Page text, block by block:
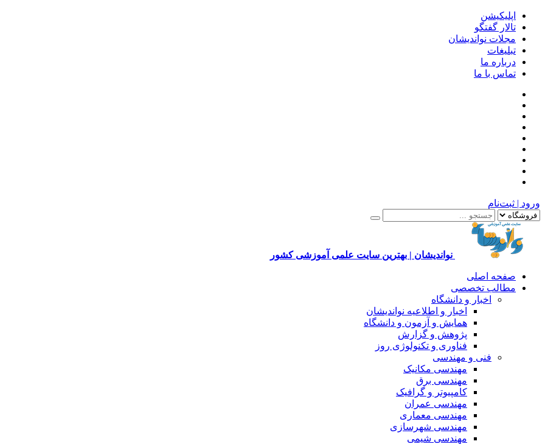
اپلیکیشن
تالار گفتگو
مجلات نواندیشان
تبلیغات
درباره ما
تماس با ما
ورود | ثبت‌نام
نواندیشان | بهترین سایت علمی آموزشی کشور
صفحه اصلی
مطالب تخصصی
اخبار و دانشگاه
اخبار و اطلاعیه نواندیشان
همایش و آزمون و دانشگاه
پژوهش و گزارش
فناوری و تکنولوژی روز
فنی و مهندسی
مهندسی مکانیک
مهندسی برق
کامپیوتر و گرافیک
مهندسی عمران
مهندسی معماری
مهندسی شهرسازی
مهندسی شیمی